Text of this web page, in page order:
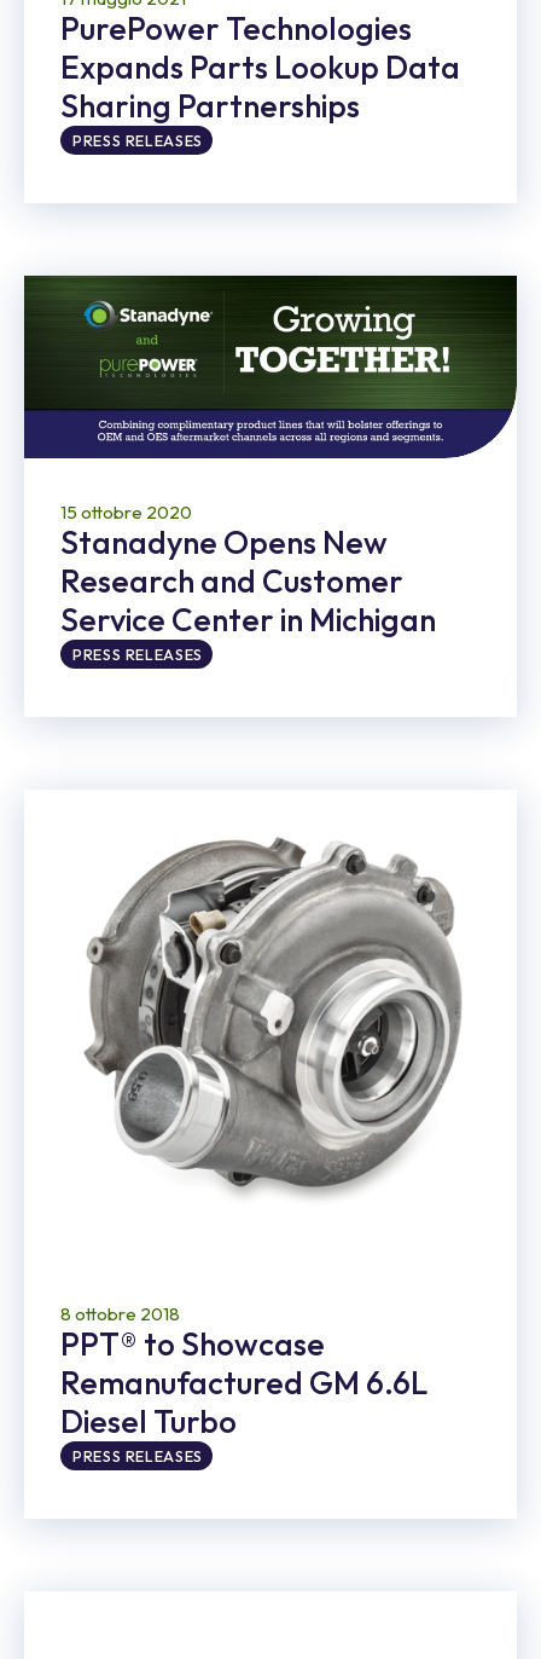
PurePower Technologies
Expands Parts Lookup Data
Sharing Partnerships
PRESS RELEASES
15 ottobre 2020
Stanadyne Opens New
Research and Customer
Service Center in Michigan
PRESS RELEASES
8 ottobre 2018
PPT® to Showcase
Remanufactured GM 6.6L
Diesel Turbo
PRESS RELEASES